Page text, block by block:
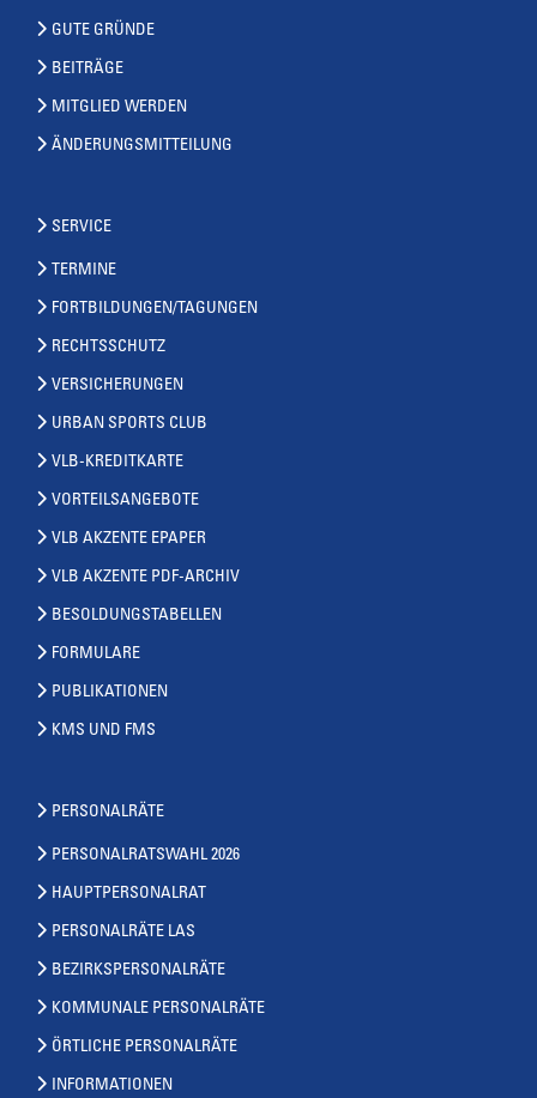
GUTE GRÜNDE
BEITRÄGE
MITGLIED WERDEN
ÄNDERUNGSMITTEILUNG
SERVICE
TERMINE
FORTBILDUNGEN/TAGUNGEN
RECHTSSCHUTZ
VERSICHERUNGEN
URBAN SPORTS CLUB
VLB-KREDITKARTE
VORTEILSANGEBOTE
VLB AKZENTE EPAPER
VLB AKZENTE PDF-ARCHIV
BESOLDUNGSTABELLEN
FORMULARE
PUBLIKATIONEN
KMS UND FMS
PERSONALRÄTE
PERSONALRATSWAHL 2026
HAUPTPERSONALRAT
PERSONALRÄTE LAS
BEZIRKSPERSONALRÄTE
KOMMUNALE PERSONALRÄTE
ÖRTLICHE PERSONALRÄTE
INFORMATIONEN